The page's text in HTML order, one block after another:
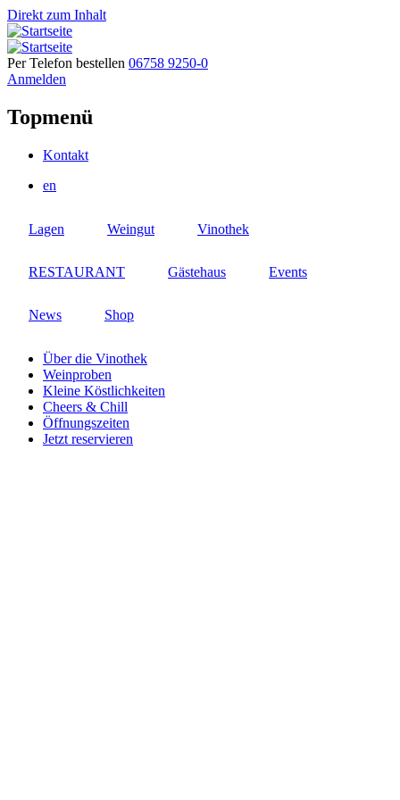
Direkt zum Inhalt
Per Telefon bestellen 06758 9250-0
Anmelden
Topmenü
Kontakt
en
Lagen Weingut Vinothek
RESTAURANT Gästehaus Events
News Shop
Über die Vinothek
Weinproben
Kleine Köstlichkeiten
Cheers & Chill
Öffnungszeiten
Jetzt reservieren